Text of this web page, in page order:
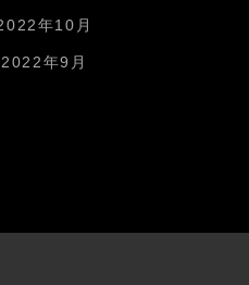
年10月
2022年9月